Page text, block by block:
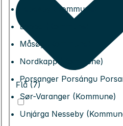
Lebesby (Kommune)
Loppa (Kommune)
Måsøy (Kommune)
Nordkapp (Kommune)
Porsanger Porsángu
Sør-Varanger (Kommune)
Unjárga Nesseby
Flå (7)